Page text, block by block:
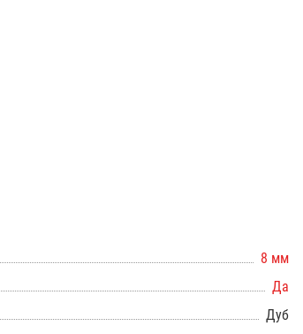
8 мм
Да
Дуб